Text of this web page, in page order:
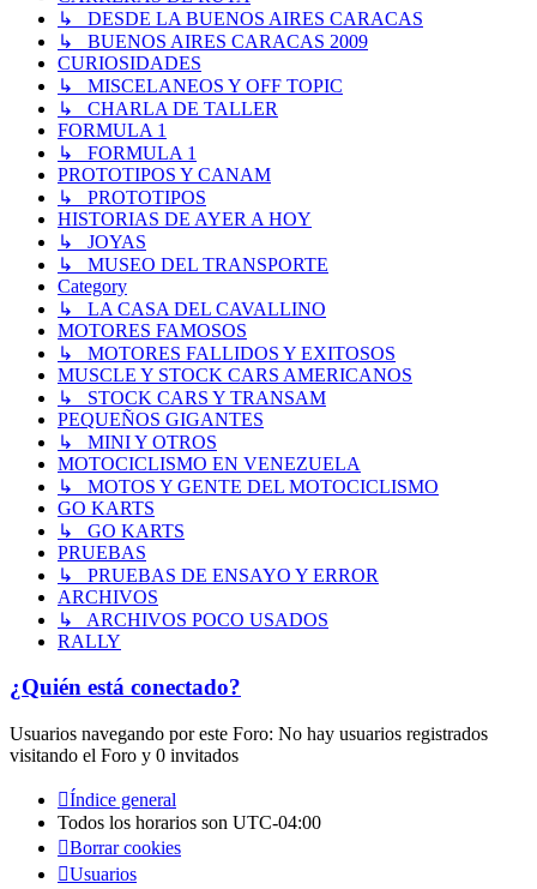
↳ DESDE LA BUENOS AIRES CARACAS
↳ BUENOS AIRES CARACAS 2009
CURIOSIDADES
↳ MISCELANEOS Y OFF TOPIC
↳ CHARLA DE TALLER
FORMULA 1
↳ FORMULA 1
PROTOTIPOS Y CANAM
↳ PROTOTIPOS
HISTORIAS DE AYER A HOY
↳ JOYAS
↳ MUSEO DEL TRANSPORTE
Category
↳ LA CASA DEL CAVALLINO
MOTORES FAMOSOS
↳ MOTORES FALLIDOS Y EXITOSOS
MUSCLE Y STOCK CARS AMERICANOS
↳ STOCK CARS Y TRANSAM
PEQUEÑOS GIGANTES
↳ MINI Y OTROS
MOTOCICLISMO EN VENEZUELA
↳ MOTOS Y GENTE DEL MOTOCICLISMO
GO KARTS
↳ GO KARTS
PRUEBAS
↳ PRUEBAS DE ENSAYO Y ERROR
ARCHIVOS
↳ ARCHIVOS POCO USADOS
RALLY
¿Quién está conectado?
Usuarios navegando por este Foro: No hay usuarios registrados
visitando el Foro y 0 invitados
Índice general
Todos los horarios son UTC-04:00
Borrar cookies
Usuarios